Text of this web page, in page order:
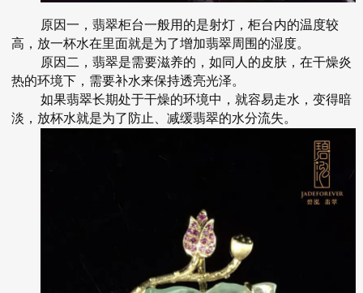
原因一，翡翠柜台一般用的是射灯，柜台内的温度较
高，放一杯水在里面就是为了增加翡翠周围的湿度。
原因二，翡翠是需要滋养的，如同人的皮肤，在干燥炎
热的环境下，需要补水来保持透亮光泽。
如果翡翠长期处于干燥的环境中，就容易走水，变得暗
淡，放杯水就是为了防止、减缓翡翠的水分流失。